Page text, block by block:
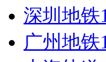
深圳地铁
广州地